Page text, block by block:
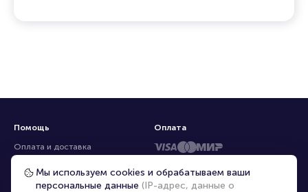
Помощь
Оплата и доставка
Частые вопросы
Перепродажа билетов
Оплата
Мы используем cookies и обрабатываем ваши
персональные данные (IP-адрес, данные о